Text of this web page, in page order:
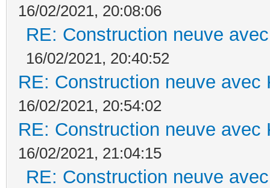
16/02/2021, 20:08:06
RE: Construction neuve
16/02/2021, 20:40:52
RE: Construction neuve avec
16/02/2021, 20:54:02
RE: Construction neuve avec
16/02/2021, 21:04:15
RE: Construction neuve